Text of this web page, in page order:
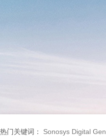
热门关键词： Sonosys Digital